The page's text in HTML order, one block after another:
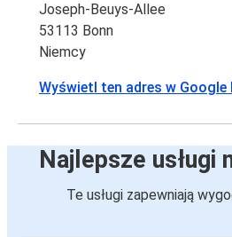
Joseph-Beuys-Allee
53113 Bonn
Niemcy
Wyświetl ten adres w Google
Najlepsze usługi
Te usługi zapewniają